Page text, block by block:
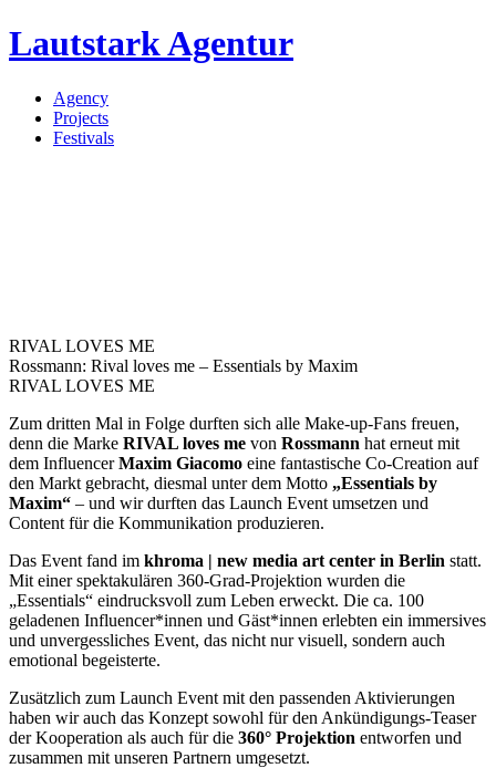
Lautstark Agentur
Agency
Projects
Festivals
RIVAL LOVES ME
Rossmann: Rival loves me – Essentials by Maxim
RIVAL LOVES ME
Zum dritten Mal in Folge durften sich alle Make-up-Fans freuen,
denn die Marke RIVAL loves me von Rossmann hat erneut mit
dem InfluencerMaxim Giacomo eine fantastische Co-Creation auf
den Markt gebracht, diesmal unter dem Motto „Essentials by
Maxim“ – und wir durften das Launch Event umsetzen und
Content für die Kommunikation produzieren.
Das Event fand im khroma | new media art center in Berlin statt.
Mit einer spektakulären 360-Grad-Projektion wurden die
„Essentials“ eindrucksvoll zum Leben erweckt. Die ca. 100
geladenen Influencer*innen und Gäst*innen erlebten ein immersives
und unvergessliches Event, das nicht nur visuell, sondern auch
emotional begeisterte.
Zusätzlich zum Launch Event mit den passenden Aktivierungen
haben wir auch das Konzept sowohl für den Ankündigungs-Teaser
der Kooperation als auch für die 360° Projektion entworfen und
zusammen mit unseren Partnern umgesetzt.